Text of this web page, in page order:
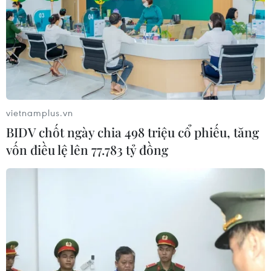
06/08/2026 09:00
Dự án mở rộng đường Nguyễn Tuân
tăng kết nối khu vực phía Tây Nam
Hà Nội
06/08/2026 08:19
Ninh Bình phê duyệt hơn 500 tỷ
đồng xây dựng nhà chung cư cho
Xem thêm
vietnamplus.vn
BIDV chốt ngày chia 498 triệu cổ phiếu, tăng
vốn điều lệ lên 77.783 tỷ đồng